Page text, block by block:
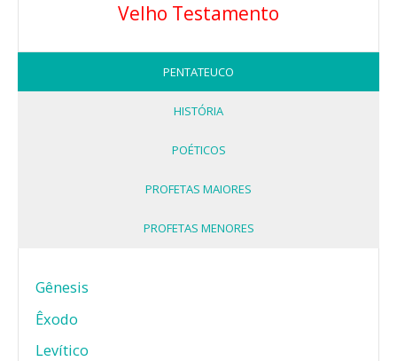
Velho Testamento
PENTATEUCO
HISTÓRIA
POÉTICOS
PROFETAS MAIORES
PROFETAS MENORES
Gênesis
Êxodo
Levítico